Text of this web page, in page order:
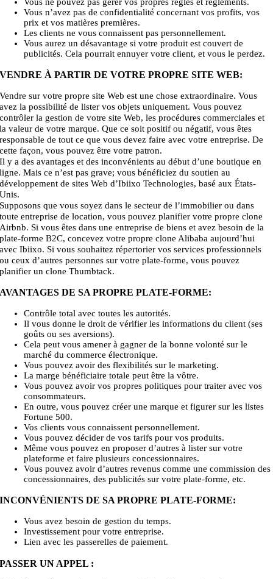
Vous ne pouvez pas gérer vos propres règles et règlements.
Vous n’avez pas de confidentialité concernant vos profits, vos
prix et vos matières premières.
Les clients ne vous connaissent pas personnellement.
Vous aurez un désavantage si votre produit est couvert de
publicités. Cela pourrait ennuyer votre client, et vous le perdez.
VENDRE À PARTIR DE VOTRE PROPRE SITE WEB:
Vendre sur votre propre site Web est une chose extraordinaire. Vous
avez la possibilité de lister vos objets uniquement. Vous pouvez
contrôler la gestion de votre site Web, les procédures commerciales et
la valeur de votre marque. Que ce soit positif ou négatif, vous êtes
responsable de tout ce que vous devez faire avec votre entreprise. De
cette façon, vous pouvez être votre patron.
Il y a des avantages et des inconvénients au début d’une boutique en
ligne. Mais ce n’est pas grave; vous bénéficiez du soutien au
développement de sites Web d’Ibiixo Technologies, basé aux États-
Unis.
Supposons que vous soyez dans le secteur de l’immobilier ou dans
toute entreprise de location, vous pouvez planifier votre propre clone
Airbnb. Si vous êtes dans une entreprise de biens et avez besoin de la
plate-forme B2C, concevez votre propre clone Alibaba aujourd’hui
avec Ibiixo. Si vous souhaitez répertorier vos services professionnels
ou ceux d’autres personnes sur votre plate-forme, vous pouvez
planifier un clone Thumbtack.
AVANTAGES DE SA PROPRE PLATE-FORME:
Contrôle total avec toutes les autorités.
Il vous donne le droit de vérifier les informations du client (ses
goûts ou ses aversions).
Cela peut vous amener à gagner de la bonne volonté sur le
marché du commerce électronique.
Vous pouvez avoir des flexibilités sur le marketing.
La marge bénéficiaire totale peut être la vôtre.
Vous pouvez avoir vos propres politiques pour traiter avec vos
consommateurs.
En outre, vous pouvez créer une marque et figurer sur les listes
Fortune 500.
Vos clients vous connaissent personnellement.
Vous pouvez décider de vos tarifs pour vos produits.
Même vous pouvez en proposer d’autres à lister sur votre
plateforme et faire plusieurs concessionnaires.
Vous pouvez avoir d’autres revenus comme une commission des
concessionnaires, des publicités sur votre plate-forme, etc.
INCONVÉNIENTS DE SA PROPRE PLATE-FORME:
Vous avez besoin de gestion du temps.
Investissement pour votre entreprise.
Lien avec les passerelles de paiement.
PASSER UN APPEL :